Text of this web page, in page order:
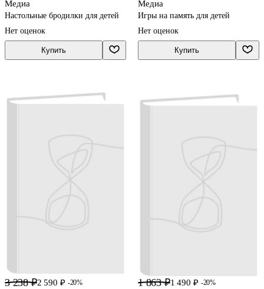
Медиа
Настольные бродилки для детей
Нет оценок
Купить
Медиа
Игры на память для детей
Нет оценок
Купить
3 238 ₽2 590 ₽ -20% 1 863 ₽1 490 ₽ -20%